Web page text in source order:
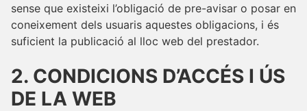
sense que existeixi l’obligació de pre-avisar o posar en
coneixement dels usuaris aquestes obligacions, i és
suficient la publicació al lloc web del prestador.
2. CONDICIONS D’ACCÉS I ÚS
DE LA WEB